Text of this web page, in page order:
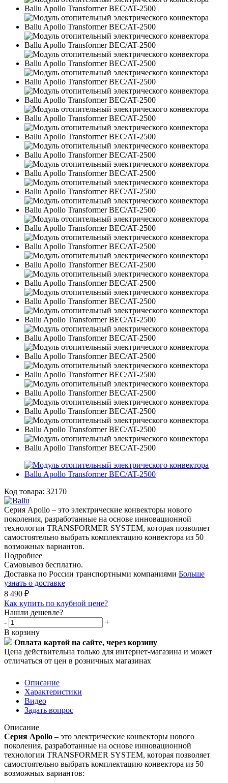
Код товара: 32170
Серия Apollo – это электрические конвекторы нового
поколения, разработанные на основе инновационной
технологии TRANSFORMER SYSTEM, которая позволяет
самостоятельно выбрать комплектацию конвектора из 50
возможных вариантов.
Подробнее
Самовывоз бесплатно.
Доставка по России транспортными компаниями Больше
узнать о доставке
8 490 ₽
Как купить по клубной цене?
Нашли дешевле?
-
+
В корзину
Оплата картой на сайте, через корзину
Цена действительна только для интернет-магазина и может
отличаться от цен в розничных магазинах
Описание
Характеристики
Видео
Задать вопрос
Описание
Серия Apollo – это электрические конвекторы нового
поколения, разработанные на основе инновационной
технологии TRANSFORMER SYSTEM, которая позволяет
самостоятельно выбрать комплектацию конвектора из 50
возможных вариантов: